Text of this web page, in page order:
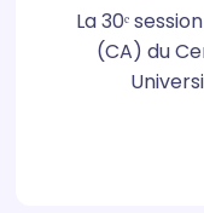
La 30ᵉ
(CA) du